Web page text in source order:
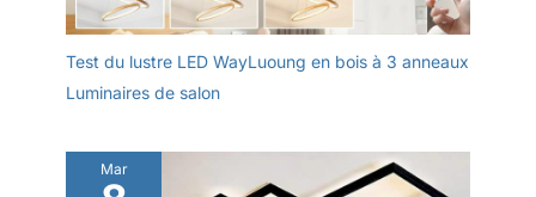
magnétique est également
conçue pour un rangement
facile. Meilleur choix
susceptible de basculer,
augmentant ainsi la
Test du lustre LED WayLuoung en bois à 3 anneaux
Luminaires de salon
Mar